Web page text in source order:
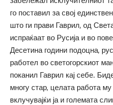
го поставил за свој
што ги прави Гаврил, од
испраќаат во Русија и во
Десетина години подоцна,
работел во светогорскиот
поканил Гаврил кај себе.
многу стар, целата работа
вклучувајќи ја и големата